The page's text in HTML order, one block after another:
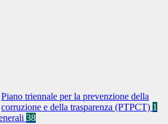
Piano triennale per la prevenzione della
corruzione e della trasparenza (PTPCT) 1
38